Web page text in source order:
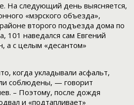
На следующий день выясняется,
«мэрского объезда»,
второго подъезда дома по
наведался сам Евгений
а с целым «десантом»
когда укладывали асфальт,
соблюдены, — говорит
– Поэтому, после дождя
и «подтапливает»